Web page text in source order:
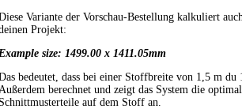
Variante der Vorschau-Bestellung kalkuliert
Projekt:
size: 1499.00 x 1411.05mm
bedeutet, dass bei einer Stoffbreite von 1,5 m
berechnet und zeigt das System die
auf dem Stoff an.